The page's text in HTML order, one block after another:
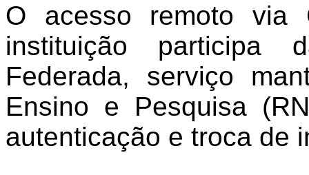
O acesso remoto via
instituição participa
Federada, serviço
Ensino e Pesquisa
autenticação e troca de